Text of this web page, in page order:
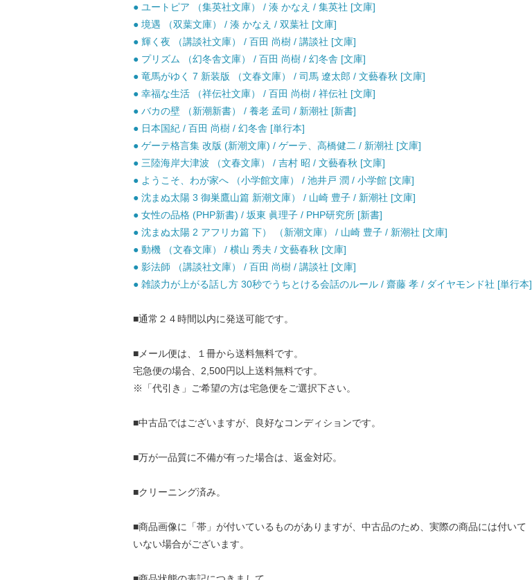
● ユートピア （集英社文庫） / 湊 かなえ / 集英社 [文庫]
● 境遇 （双葉文庫） / 湊 かなえ / 双葉社 [文庫]
● 輝く夜 （講談社文庫） / 百田 尚樹 / 講談社 [文庫]
● プリズム （幻冬舎文庫） / 百田 尚樹 / 幻冬舎 [文庫]
● 竜馬がゆく 7 新装版 （文春文庫） / 司馬 遼太郎 / 文藝春秋 [文庫]
● 幸福な生活 （祥伝社文庫） / 百田 尚樹 / 祥伝社 [文庫]
● バカの壁 （新潮新書） / 養老 孟司 / 新潮社 [新書]
● 日本国紀 / 百田 尚樹 / 幻冬舎 [単行本]
● ゲーテ格言集 改版 (新潮文庫) / ゲーテ、高橋健二 / 新潮社 [文庫]
● 三陸海岸大津波 （文春文庫） / 吉村 昭 / 文藝春秋 [文庫]
● ようこそ、わが家へ （小学館文庫） / 池井戸 潤 / 小学館 [文庫]
● 沈まぬ太陽 3 御巣鷹山篇 新潮文庫） / 山崎 豊子 / 新潮社 [文庫]
● 女性の品格 (PHP新書) / 坂東 眞理子 / PHP研究所 [新書]
● 沈まぬ太陽 2 アフリカ篇 下） （新潮文庫） / 山崎 豊子 / 新潮社 [文庫]
● 動機 （文春文庫） / 横山 秀夫 / 文藝春秋 [文庫]
● 影法師 （講談社文庫） / 百田 尚樹 / 講談社 [文庫]
● 雑談力が上がる話し方 30秒でうちとける会話のルール / 齋藤 孝 / ダイヤモンド社 [単行本]
■通常２４時間以内に発送可能です。
■メール便は、１冊から送料無料です。
宅急便の場合、2,500円以上送料無料です。
※「代引き」ご希望の方は宅急便をご選択下さい。
■中古品ではございますが、良好なコンディションです。
■万が一品質に不備が有った場合は、返金対応。
■クリーニング済み。
■商品画像に「帯」が付いているものがありますが、中古品のため、実際の商品には付いて
いない場合がございます。